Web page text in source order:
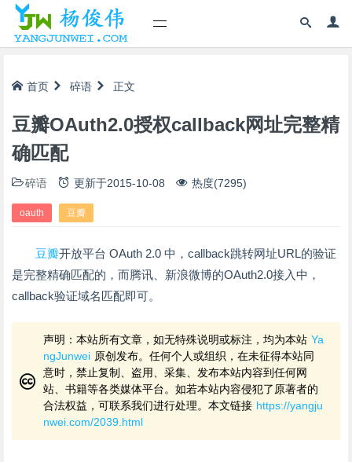
首页 碎语 正文
豆瓣OAuth2.0授权callback网址完整精
确匹配
碎语 更新于2015-10-08 热度(7295)
oauth 豆瓣
豆瓣开放平台 OAuth 2.0 中，callback跳转网址URL的验证
是完整精确匹配的，而腾讯、新浪微博的OAuth2.0接入中，
callback验证域名匹配即可。
声明：本站所有文章，如无特殊说明或标注，均为本站 Ya
ngJunwei 原创发布。任何个人或组织，在未征得本站同
意时，禁止复制、盗用、采集、发布本站内容到任何网
站、书籍等各类媒体平台。如若本站内容侵犯了原著者的
合法权益，可联系我们进行处理。本文链接 https://yangju
nwei.com/2039.html